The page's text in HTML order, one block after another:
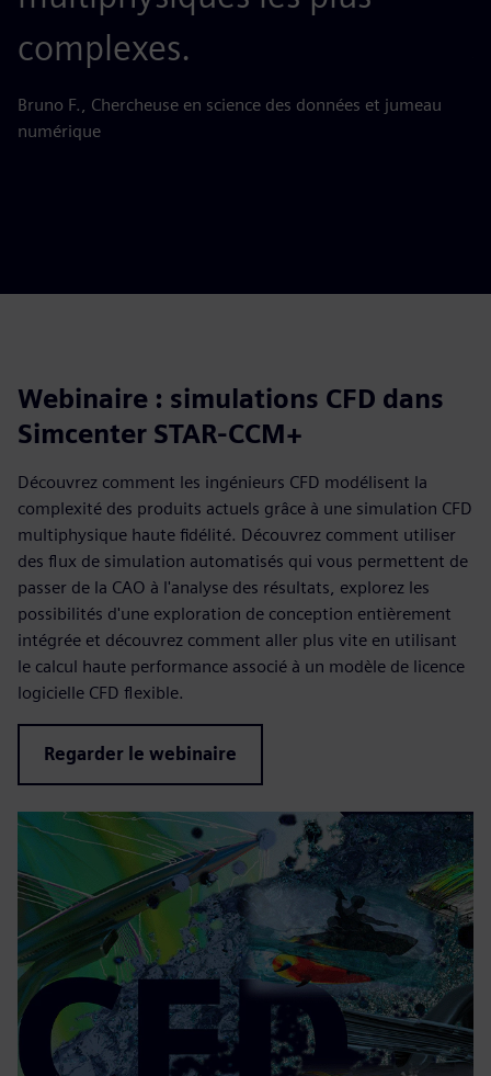
complexes.
Bruno F., Chercheuse en science des données et jumeau
numérique
Webinaire : simulations CFD dans
Simcenter STAR-CCM+
Découvrez comment les ingénieurs CFD modélisent la
complexité des produits actuels grâce à une simulation CFD
multiphysique haute fidélité. Découvrez comment utiliser
des flux de simulation automatisés qui vous permettent de
passer de la CAO à l'analyse des résultats, explorez les
possibilités d'une exploration de conception entièrement
intégrée et découvrez comment aller plus vite en utilisant
le calcul haute performance associé à un modèle de licence
logicielle CFD flexible.
Regarder le webinaire